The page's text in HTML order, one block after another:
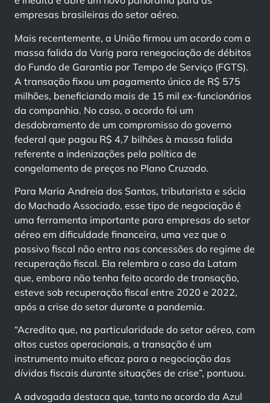
empresas brasileiras do setor aéreo.
Mais recentemente, a União firmou um acordo com a
massa falida da Varig para renegociação de débitos
do Fundo de Garantia por Tempo de Serviço (FGTS).
A transação fixou um pagamento único de R$ 575
milhões, beneficiando mais de 15 mil ex-funcionários
da companhia. No caso, o acordo foi um
desdobramento de um compromisso do governo
federal que pagou R$ 4,7 bilhões à massa falida
referente a indenizações pela política de
congelamento de preços no Plano Cruzado.
Para Maria Andreia dos Santos, tributarista e sócia
do Machado Associado, esse tipo de negociação é
uma ferramenta importante para empresas do setor
aéreo em dificuldade financeira, uma vez que o
passivo fiscal não entra nas concessões do regime de
recuperação fiscal. Ela relembra o caso da Latam
que, embora não tenha feito acordo de transação,
esteve sob recuperação fiscal entre 2020 e 2022,
após a crise do setor durante a pandemia.
“Acredito que, na particularidade do setor aéreo, com
altos custos operacionais, a transação é um
instrumento muito eficaz para a negociação das
dívidas fiscais durante situações de crise”, pontuou.
A advogada destaca que, tanto no acordo da Azul